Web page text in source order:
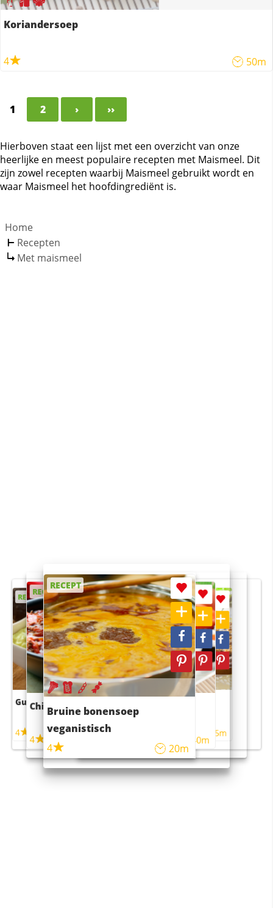
Koriandersoep
4 50m
1 2 › ››
Hierboven staat een lijst met een overzicht van onze
heerlijke en meest populaire recepten met Maismeel. Dit
zijn zowel recepten waarbij Maismeel gebruikt wordt en
waar Maismeel het hoofdingrediënt is.
Home
Recepten
Met maismeel
RECEPT
Guacamole
4
RECEPT
Chili con carne
4 45m
RECEPT
Bruine bonensoep
veganistisch
4
20m
RECEPT
Sushi rijstsalade
maaltijdsalade
40m
RECEPT
4 55m